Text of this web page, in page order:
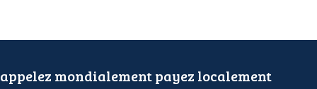
appelez mondialement payez localement